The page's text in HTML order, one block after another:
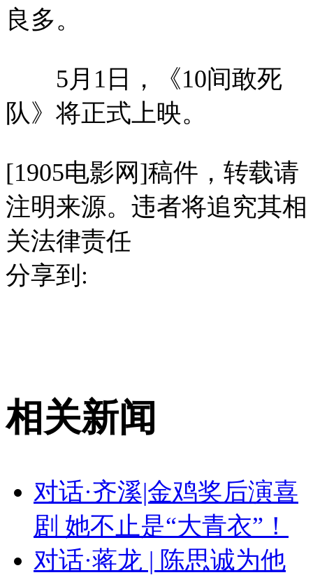
良多。
5月1日，《10间敢死
队》将正式上映。
[1905电影网]稿件，转载请
注明来源。违者将追究其相
关法律责任
分享到:
相关新闻
对话·齐溪|金鸡奖后演喜
剧 她不止是“大青衣”！
对话·蒋龙 | 陈思诚为他